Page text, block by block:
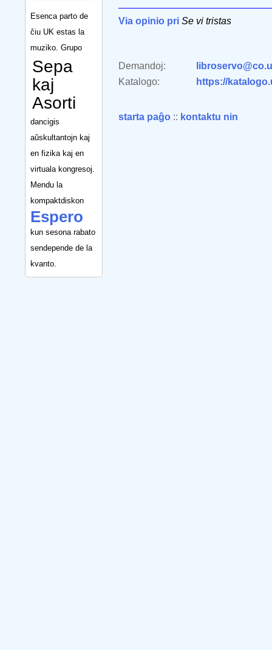
Esenca parto de
ĉiu UK estas la
muziko. Grupo
Sepa
kaj
Asorti
dancigis
aŭskultantojn kaj
en fizika kaj en
virtuala kongresoj.
Mendu la
kompaktdiskon
Espero
kun sesona rabato
sendepende de la
kvanto.
Via opinio pri Se vi tristas
Demandoj:
Katalogo:
https://
starta paĝo :: kontaktu nin